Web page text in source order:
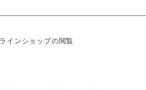
インショップの閲覧